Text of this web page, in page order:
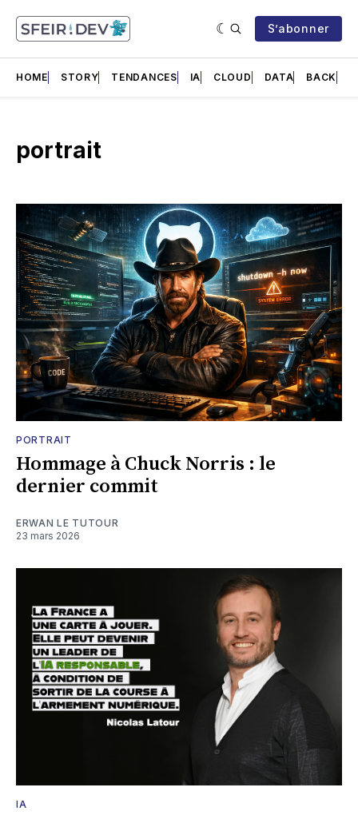
S’abonner
HOME STORY TENDANCES IA CLOUD DATA BACK
portrait
PORTRAIT
Hommage à Chuck Norris : le
dernier commit
ERWAN LE TUTOUR
23 mars 2026
IA